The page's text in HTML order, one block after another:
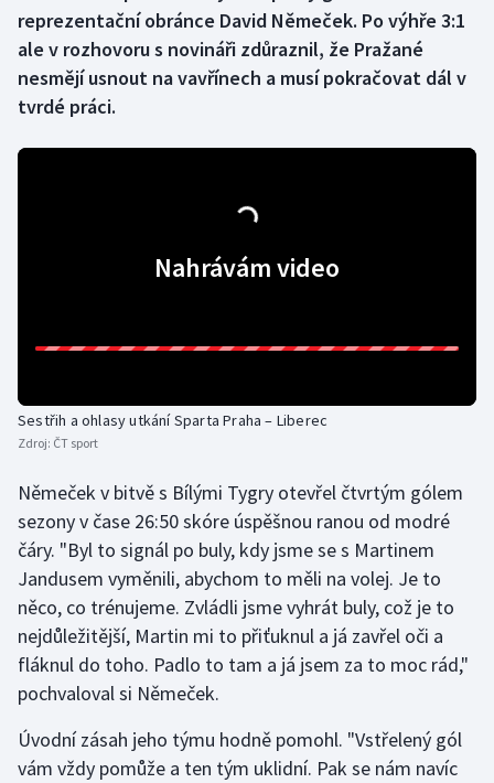
Curling
Dostihy
Florbal
Judo
Krasobruslení
Lezení
Lyže a snowboard
Moderní pětiboj
Motorsport
Olympijské hry
reprezentační obránce David Němeček. Po výhře 3:1
ale v rozhovoru s novináři zdůraznil, že Pražané
nesmějí usnout na vavřínech a musí pokračovat dál v
tvrdé práci.
Nahrávám video
Sestřih a ohlasy utkání Sparta Praha – Liberec
Zdroj: ČT sport
Němeček v bitvě s Bílými Tygry otevřel čtvrtým gólem
sezony v čase 26:50 skóre úspěšnou ranou od modré
čáry. "Byl to signál po buly, kdy jsme se s Martinem
Jandusem vyměnili, abychom to měli na volej. Je to
něco, co trénujeme. Zvládli jsme vyhrát buly, což je to
nejdůležitější, Martin mi to přiťuknul a já zavřel oči a
fláknul do toho. Padlo to tam a já jsem za to moc rád,"
pochvaloval si Němeček.
Úvodní zásah jeho týmu hodně pomohl. "Vstřelený gól
vám vždy pomůže a ten tým uklidní. Pak se nám navíc